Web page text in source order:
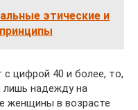
этические и
цифрой 40 и более, то,
лишь надежду на
женщины в возрасте